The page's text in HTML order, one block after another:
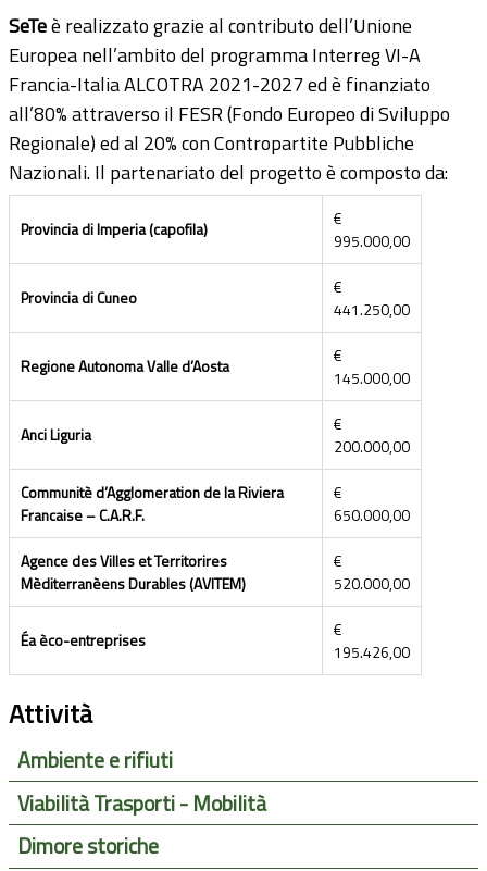
SeTeè realizzato grazie al contributo dell’Unione
Europea nell’ambito del programma Interreg VI-A
Francia-Italia ALCOTRA 2021-2027 ed è finanziato
all’80% attraverso il FESR (Fondo Europeo di Sviluppo
Regionale) ed al 20% con Contropartite Pubbliche
Nazionali. Il partenariato del progetto è composto da:
Provincia di Imperia (capofila)
€
995.000,00
Provincia di Cuneo
€
441.250,00
Regione Autonoma Valle d’Aosta
€
145.000,00
Anci Liguria
€
200.000,00
Communitè d’Agglomeration de la Riviera
Francaise – C.A.R.F.
€
650.000,00
Agence des Villes et Territorires
Mèditerranèens Durables (AVITEM)
€
520.000,00
Éa èco-entreprises
€
195.426,00
Attività
Ambiente e rifiuti
Viabilità Trasporti - Mobilità
Dimore storiche